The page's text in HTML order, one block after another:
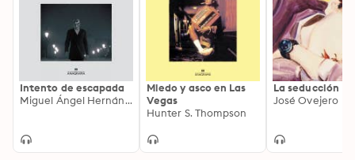
Intento de escapada
Miguel Ángel Hernández
Miedo y asco en Las
Vegas
Hunter S. Thompson
La seducción
José Ovejero